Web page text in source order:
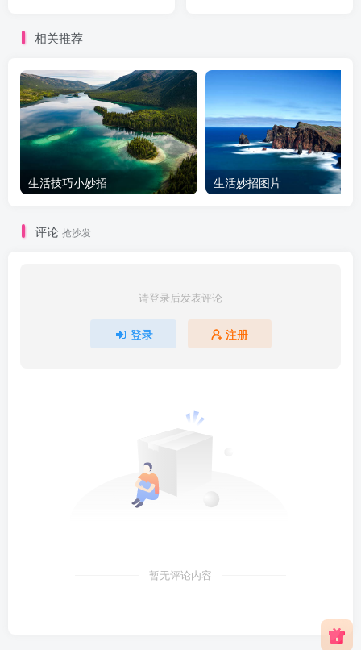
相关推荐
生活技巧小妙招 生活妙招图片
评论 抢沙发
请登录后发表评论
登录 注册
暂无评论内容